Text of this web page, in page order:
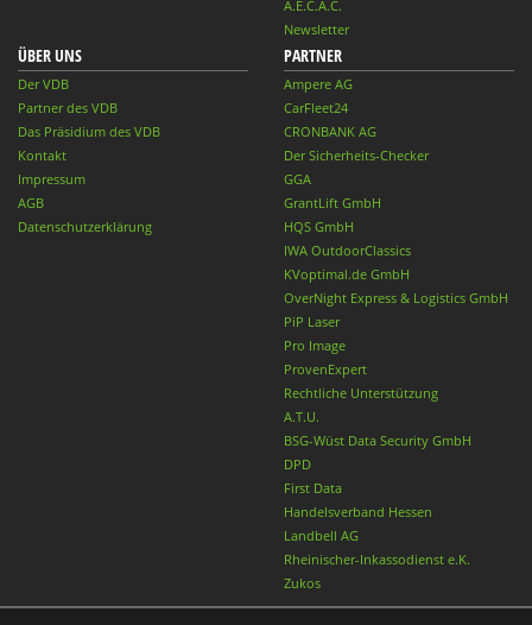
A.E.C.A.C.
Newsletter
ÜBER UNS
Der VDB
Partner des VDB
Das Präsidium des VDB
Kontakt
Impressum
AGB
Datenschutzerklärung
PARTNER
Ampere AG
CarFleet24
CRONBANK AG
Der Sicherheits-Checker
GGA
GrantLift GmbH
HQS GmbH
IWA OutdoorClassics
KVoptimal.de GmbH
OverNight Express & Logistics GmbH
PiP Laser
Pro Image
ProvenExpert
Rechtliche Unterstützung
A.T.U.
BSG-Wüst Data Security GmbH
DPD
First Data
Handelsverband Hessen
Landbell AG
Rheinischer-Inkassodienst e.K.
Zukos